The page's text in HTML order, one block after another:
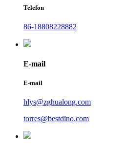
Telefon
86-18808228882
E-mail
E-mail
hlys@zghualong.com
torres@bestdino.com